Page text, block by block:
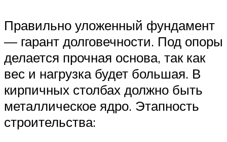
Правильно уложенный фундамент
— гарант долговечности. Под опоры
делается прочная основа, так как
вес и нагрузка будет большая. В
кирпичных столбах должно быть
металлическое ядро. Этапность
строительства: